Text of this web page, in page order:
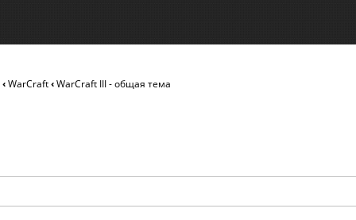
‹WarСraft‹WarCraft III - общая тема